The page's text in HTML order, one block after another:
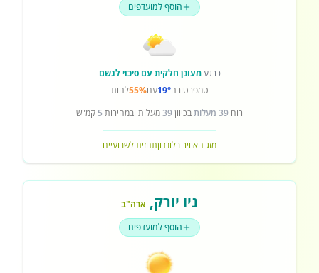
הוסף למועדפים
כרגעמעונן חלקית עם סיכוי לגשם
טמפרטורה19°עם55%לחות
רוח 39 מעלות בכיוון39מעלות ובמהירות 5 קמ"ש
מזג האוויר בלונדוןתחזית לשבועיים
ניו יורק, ארה"ב
הוסף למועדפים